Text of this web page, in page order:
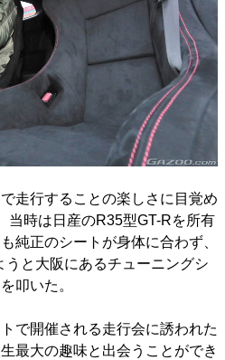
走行することの楽しさに目覚め
当時は日産のR35型GT-Rを所有
純正のシートが身体に合わず、
と大阪にあるチューニングシ
叩いた。
で開催される走行会に誘われた
最大の趣味と出会うことができ